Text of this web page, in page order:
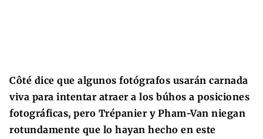
Côté dice que algunos fotógrafos usarán carnada
viva para intentar atraer a los búhos a posiciones
fotográficas, pero Trépanier y Pham-Van niegan
rotundamente que lo hayan hecho en este